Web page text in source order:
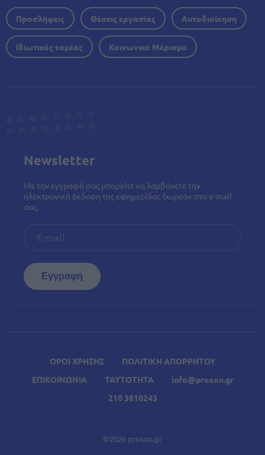
ΟΡΟΙ ΧΡΗΣΗΣ
ΠΟΛΙΤΙΚΗ ΑΠΟΡΡΗΤΟΥ
ΕΠΙΚΟΙΝΩΝΙΑ
ΤΑΥΤΟΤΗΤΑ
info@proson.gr
210 3810243
©2026 proson.gr
Προσλήψεις Θέσεις εργασίας Αυτοδιοίκηση
Ιδιωτικός τομέας Κοινωνικό Μέρισμα
Newsletter
Με την εγγραφή σας μπορείτε να λαμβάνετε την
ηλεκτρονική έκδοση της εφημερίδας δωρεάν στο e-mail
σας.